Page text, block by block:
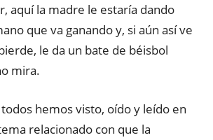
aquí la madre le estaría dando
que va ganando y, si aún así ve
le da un bate de béisbol
mira.
hemos visto, oído y leído en
relacionado con que la